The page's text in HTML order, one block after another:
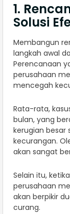
1.
Solusi
Membangun
langkah awal
Perencanaan
perusahaan
mencegah
Rata-rata,
bulan, yang
kerugian
kecurangan.
akan sangat
Selain itu,
perusahaan
akan berpikir
curang.